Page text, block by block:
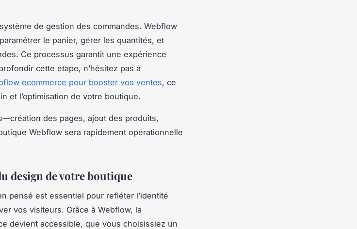
de gestion des commandes. Webflow
le panier, gérer les quantités, et
Ce processus garantit une expérience
cette étape, n’hésitez pas à
ecommerce pour booster vos ventes, ce
et l’optimisation de votre boutique.
des pages, ajout des produits,
Webflow sera rapidement opérationnelle
design de votre boutique
pensé est essentiel pour refléter l’identité
vos visiteurs. Grâce à Webflow, la
devient accessible, que vous choisissiez un